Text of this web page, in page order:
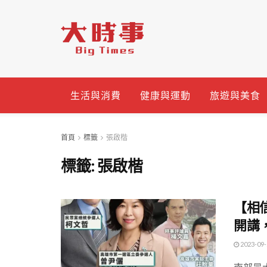
生活與消費 健康與運動 旅遊與美食
首頁 標籤 張啟楷
標籤:張啟楷
【
開講
2023-